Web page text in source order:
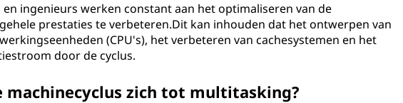
ingenieurs werken constant aan het optimaliseren van de
prestaties te verbeteren.Dit kan inhouden dat het ontwerpen van
(CPU's), het verbeteren van cachesystemen en het
door de cyclus.
machinecyclus zich tot multitasking?